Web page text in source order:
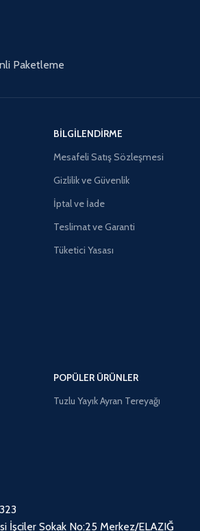
Paketleme
BILGILENDIRME
Mesafeli Satış Sözleşmesi
Gizlilik ve Güvenlik
İptal ve İade
Teslimat ve Garanti
Tüketici Yasası
POPÜLER ÜRÜNLER
Tuzlu Yayık Ayran Tereyağı
İşciler Sokak No:25 Merkez/ELAZIĞ